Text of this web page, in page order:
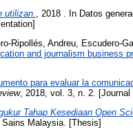
utilizan.
, 2018 . In Datos
Ripollés, Andreu Escudero-
and journalism business
para evaluar la
, 2018, vol. 3, n. 2. [Journal
Tahap Kesediaan Open
Malaysia. [Thesis]